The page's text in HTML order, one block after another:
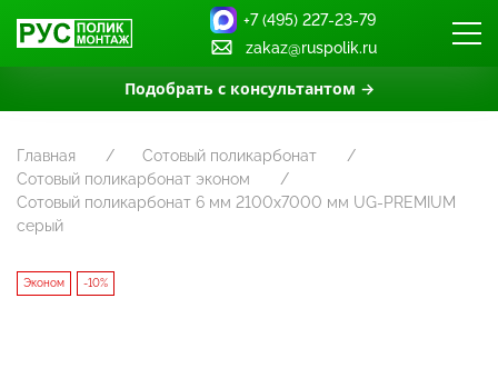
Подобрать с консультантом →
+7 (495) 227-23-79
zakaz@ruspolik.ru
Главная
Сотовый поликарбонат
Сотовый поликарбонат эконом
Сотовый поликарбонат 6 мм 2100х7000 мм UG-PREMIUM
серый
Эконом -10%